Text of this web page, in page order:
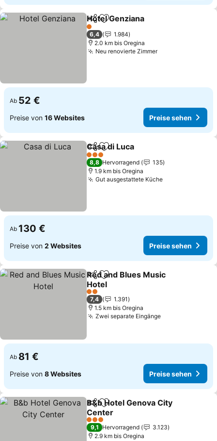
TeilenZu Favoriten hinzufügen
Hotel Genziana
1 Sterne
6,4
1.984
2.0 km bis Oregina
Neu renovierte ZimmerPreise sehen
Ab 52 €
Preise von 16 Websites Preise sehen
TeilenZu Favoriten hinzufügen
Casa di Luca
3 Sterne
8,8 Hervorragend
135
1.9 km bis Oregina
Gut ausgestattete KüchePreise sehen
Ab 130 €
Preise von 2 Websites Preise sehen
TeilenZu Favoriten hinzufügen
Red and Blues Music
Hotel
Preise sehen
2 Sterne
7,4
1.391
1.5 km bis Oregina
Zwei separate EingängePreise sehen
Ab 81 €
Preise von 8 Websites Preise sehen
TeilenZu Favoriten hinzufügen
B&b Hotel Genova City
Center
Preise sehen
3 Sterne
9,1 Hervorragend
3.123
2.9 km bis Oregina